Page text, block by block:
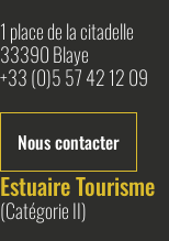
1 place de la citadelle
33390 Blaye
+33 (0)5 57 42 12 09
Nous contacter
Estuaire Tourisme
(Catégorie II)